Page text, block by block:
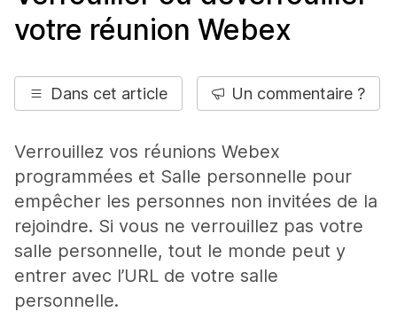
votre réunion Webex
Dans cet article Un commentaire ?
Verrouillez vos réunions Webex
programmées et Salle personnelle pour
empêcher les personnes non invitées de la
rejoindre. Si vous ne verrouillez pas votre
salle personnelle, tout le monde peut y
entrer avec l’URL de votre salle
personnelle.